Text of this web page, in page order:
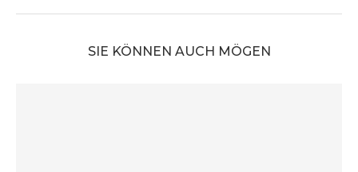
SIE KÖNNEN AUCH MÖGEN